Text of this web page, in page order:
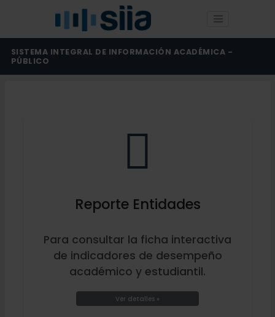
SISTEMA INTEGRAL DE INFORMACIÓN ACADÉMICA -
PÚBLICO
Reporte Entidades
Para consultar la ficha interactiva
de indicadores de desempeño
académico y estudiantil.
Ver detalles »